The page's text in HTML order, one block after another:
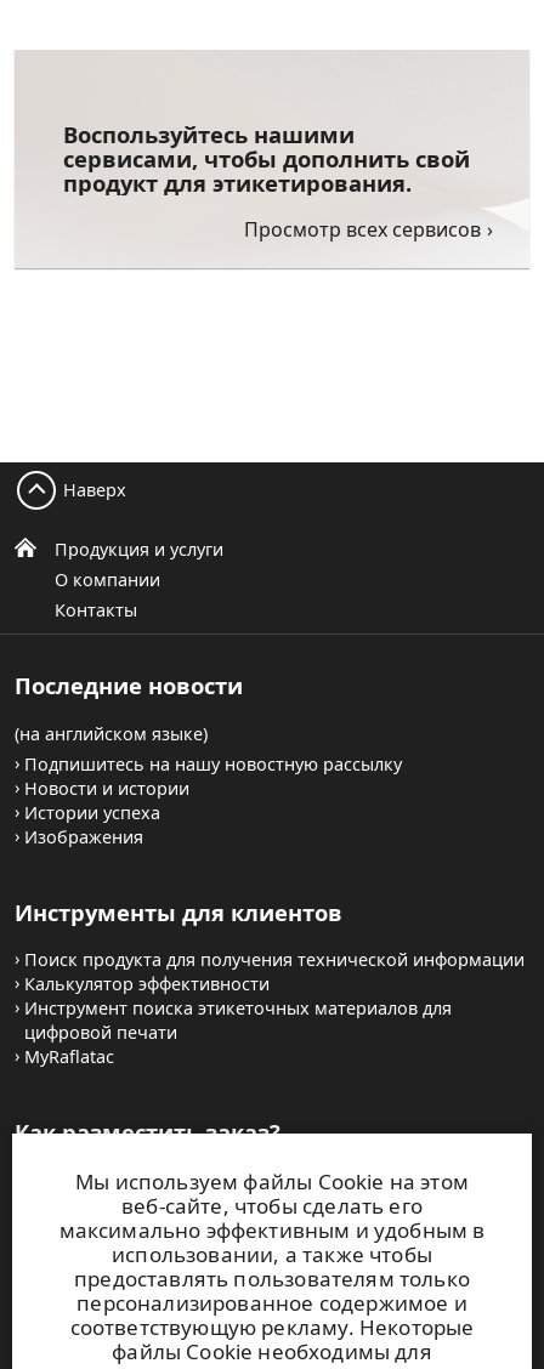
Воспользуйтесь нашими
сервисами, чтобы дополнить свой
продукт для этикетирования.
Просмотр всех сервисов
Мы используем файлы Cookie на этом
веб-сайте, чтобы сделать его
максимально эффективным и удобным в
использовании, а также чтобы
предоставлять пользователям только
персонализированное содержимое и
соответствующую рекламу. Некоторые
файлы Cookie необходимы для
Продукция и услуги
О компании
Контакты
Наверх
Последние новости
(на английском языке)
Подпишитесь на нашу новостную рассылку
Новости и истории
Истории успеха
Изображения
Инструменты для клиентов
Поиск продукта для получения технической информации
Калькулятор эффективности
Инструмент поиска этикеточных материалов для
цифровой печати
MyRaflatac
Как разместить заказ?
Как приобрести рулонную продукцию?
Как купить полиграфические самоклеящиеся листовые
материалы
Условия и положения
Свяжитесь с нами
Веб-сайты